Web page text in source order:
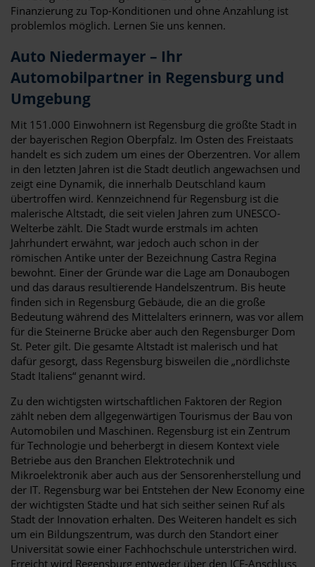
Finanzierung zu Top-Konditionen und ohne Anzahlung ist
problemlos möglich. Lernen Sie uns kennen.
Auto Niedermayer – Ihr
Automobilpartner in Regensburg und
Umgebung
Mit 151.000 Einwohnern ist Regensburg die größte Stadt in
der bayerischen Region Oberpfalz. Im Osten des Freistaats
handelt es sich zudem um eines der Oberzentren. Vor allem
in den letzten Jahren ist die Stadt deutlich angewachsen und
zeigt eine Dynamik, die innerhalb Deutschland kaum
übertroffen wird. Kennzeichnend für Regensburg ist die
malerische Altstadt, die seit vielen Jahren zum UNESCO-
Welterbe zählt. Die Stadt wurde erstmals im achten
Jahrhundert erwähnt, war jedoch auch schon in der
römischen Antike unter der Bezeichnung Castra Regina
bewohnt. Einer der Gründe war die Lage am Donaubogen
und das daraus resultierende Handelszentrum. Bis heute
finden sich in Regensburg Gebäude, die an die große
Bedeutung während des Mittelalters erinnern, was vor allem
für die Steinerne Brücke aber auch den Regensburger Dom
St. Peter gilt. Die gesamte Altstadt ist malerisch und hat
dafür gesorgt, dass Regensburg bisweilen die „nördlichste
Stadt Italiens“ genannt wird.
Zu den wichtigsten wirtschaftlichen Faktoren der Region
zählt neben dem allgegenwärtigen Tourismus der Bau von
Automobilen und Maschinen. Regensburg ist ein Zentrum
für Technologie und beherbergt in diesem Kontext viele
Betriebe aus den Branchen Elektrotechnik und
Mikroelektronik aber auch aus der Sensorenherstellung und
der IT. Regensburg war bei Entstehen der New Economy eine
der wichtigsten Städte und hat sich seither seinen Ruf als
Stadt der Innovation erhalten. Des Weiteren handelt es sich
um ein Bildungszentrum, was durch den Standort einer
Universität sowie einer Fachhochschule unterstrichen wird.
Erreicht wird Regensburg entweder über den ICE-Anschluss